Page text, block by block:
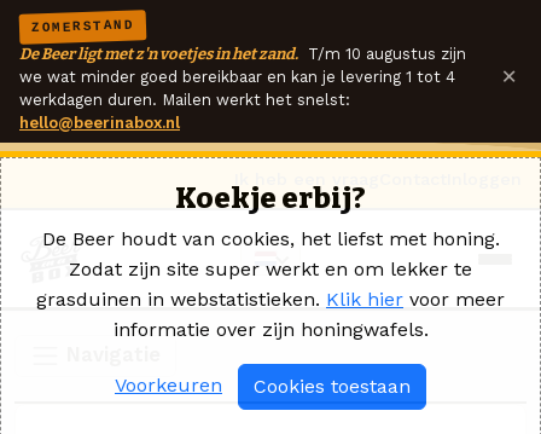
ZOMERSTAND
De Beer ligt met z'n voetjes in het zand. T/m 10 augustus zijn
we wat minder goed bereikbaar en kan je levering 1 tot 4
werkdagen duren. Mailen werkt het snelst:
hello@beerinabox.nl
×
Koekje erbij?
De Beer houdt van cookies, het liefst met honing.
Zodat zijn site super werkt en om lekker te
grasduinen in webstatistieken. Klik hier voor meer
informatie over zijn honingwafels.
Voorkeuren Cookies toestaan